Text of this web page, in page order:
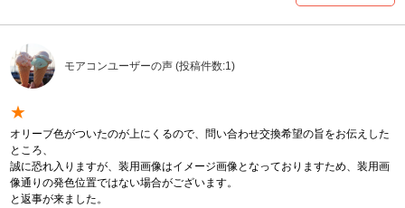
モアコンユーザーの声 (投稿件数:1)
★
オリーブ色がついたのが上にくるので、問い合わせ交換希望の旨をお伝えした
ところ、
誠に恐れ入りますが、装用画像はイメージ画像となっておりますため、装用画
像通りの発色位置ではない場合がございます。
と返事が来ました。